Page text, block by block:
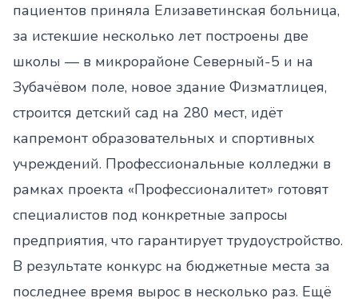
пациентов приняла Елизаветинская больница,
за истекшие несколько лет построены две
школы — в микрорайоне Северный-5 и на
Зубачёвом поле, новое здание Физматлицея,
строится детский сад на 280 мест, идёт
капремонт образовательных и спортивных
учреждений. Профессиональные колледжи в
рамках проекта «Профессионалитет» готовят
специалистов под конкретные запросы
предприятия, что гарантирует трудоустройство.
В результате конкурс на бюджетные места за
последнее время вырос в несколько раз. Ещё